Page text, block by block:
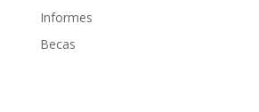
Informes
Becas